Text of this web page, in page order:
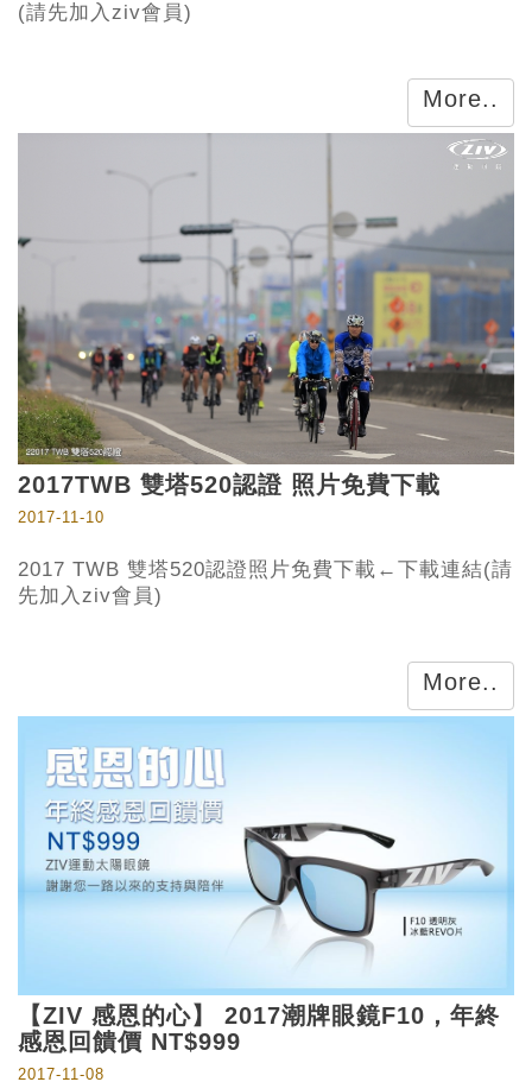
(請先加入ziv會員)
More..
2017TWB 雙塔520認證 照片免費下載
2017-11-10
2017 TWB 雙塔520認證照片免費下載←下載連結(請
先加入ziv會員)
More..
【ZIV 感恩的心】 2017潮牌眼鏡F10，年終
感恩回饋價 NT$999
2017-11-08